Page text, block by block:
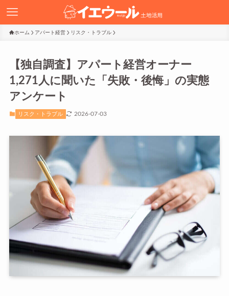
ホーム アパート経営 リスク・トラブル
【独自調査】アパート経営オーナー
1,271人に聞いた「失敗・後悔」の実態
アンケート
リスク・トラブル 2026-07-03